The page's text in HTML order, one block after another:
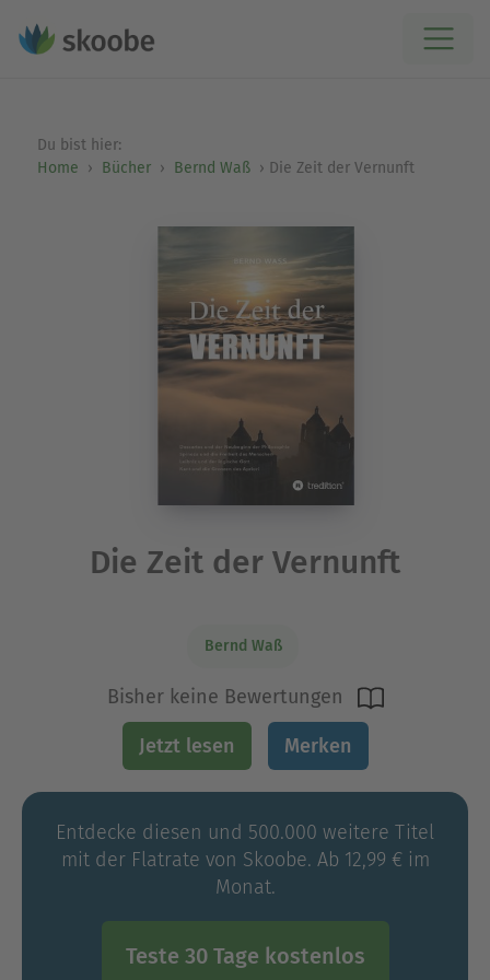
Du bist hier:
Home
Bücher Bernd Waß Die Zeit der Vernunft
Die Zeit der Vernunft
Bernd Waß
Bisher keine Bewertungen
Jetzt lesen Merken
Entdecke diesen und 500.000 weitere Titel
mit der Flatrate von Skoobe. Ab 12,99 € im
Monat.
Teste 30 Tage kostenlos